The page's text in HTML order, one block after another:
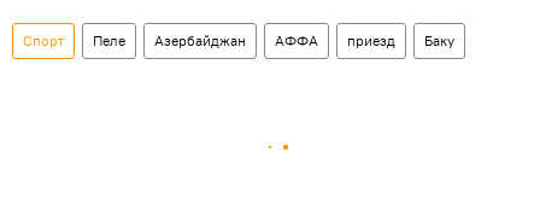
Спорт Пеле Азербайджан АФФА приезд Баку